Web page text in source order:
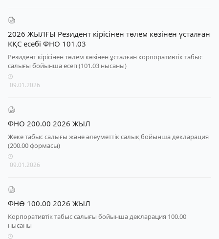
2026 ЖЫЛҒЫ Резидент кірісінен төлем көзінен ұсталған
КҚС есебі ФНО 101.03
Резидент кірісінен төлем көзінен ұсталған корпоративтік табыс
салығы бойынша есеп (101.03 нысаны)
09.01.2026
ФНО 200.00 2026 ЖЫЛ
Жеке табыс салығы және әлеуметтік салық бойынша декларация
(200.00 формасы)
09.01.2026
ФНӨ 100.00 2026 ЖЫЛ
Корпоративтік табыс салығы бойынша декларация 100.00
нысаны